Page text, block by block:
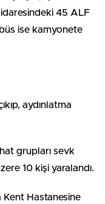
45 ALF
ise kamyonete
aydınlatma
grupları sevk
10 kişi yaralandı.
Hastanesine